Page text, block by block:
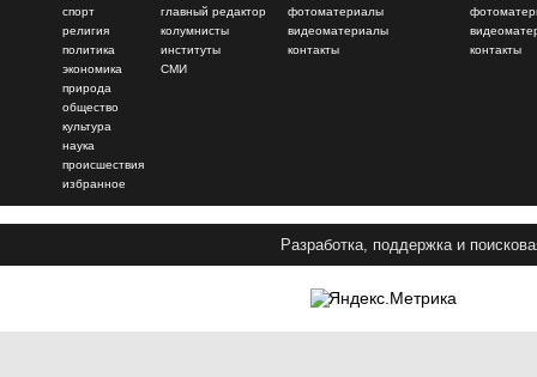
спорт
религия
политика
экономика
природа
общество
культура
наука
происшествия
избранное
главный редактор
колумнисты
институты
СМИ
фотоматериалы
видеоматериалы
контакты
контакты
Разработка, поддержка и